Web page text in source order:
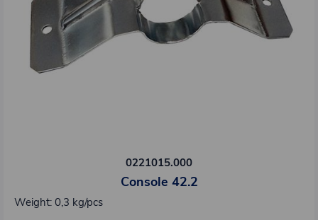
0221015.000
Console 42.2
Weight: 0,3 kg/pcs